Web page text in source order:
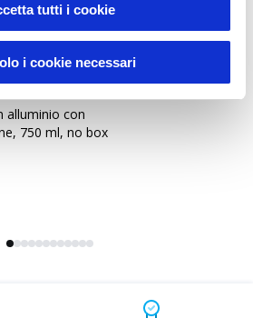
tutti i cookie
i cookie necessari
Living
alluminio con
750 ml, no box